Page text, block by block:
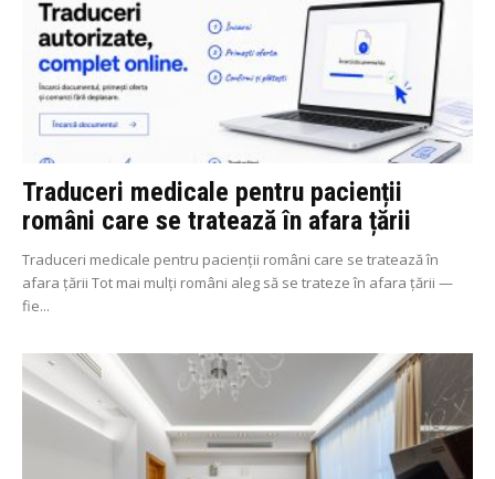
Traduceri medicale pentru pacienții
români care se tratează în afara țării
Traduceri medicale pentru pacienții români care se tratează în
afara țării Tot mai mulți români aleg să se trateze în afara țării —
fie...